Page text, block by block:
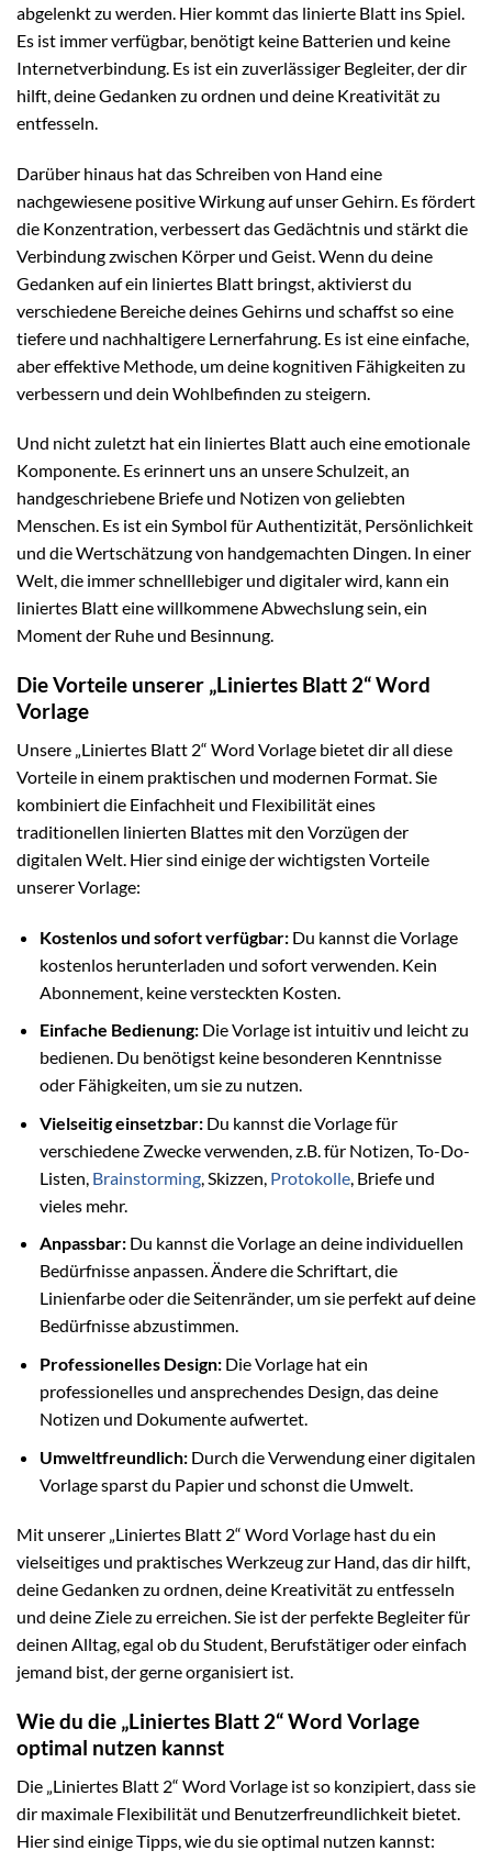
abgelenkt zu werden. Hier kommt das linierte Blatt ins Spiel.
Es ist immer verfügbar, benötigt keine Batterien und keine
Internetverbindung. Es ist ein zuverlässiger Begleiter, der dir
hilft, deine Gedanken zu ordnen und deine Kreativität zu
entfesseln.
Darüber hinaus hat das Schreiben von Hand eine
nachgewiesene positive Wirkung auf unser Gehirn. Es fördert
die Konzentration, verbessert das Gedächtnis und stärkt die
Verbindung zwischen Körper und Geist. Wenn du deine
Gedanken auf ein liniertes Blatt bringst, aktivierst du
verschiedene Bereiche deines Gehirns und schaffst so eine
tiefere und nachhaltigere Lernerfahrung. Es ist eine einfache,
aber effektive Methode, um deine kognitiven Fähigkeiten zu
verbessern und dein Wohlbefinden zu steigern.
Und nicht zuletzt hat ein liniertes Blatt auch eine emotionale
Komponente. Es erinnert uns an unsere Schulzeit, an
handgeschriebene Briefe und Notizen von geliebten
Menschen. Es ist ein Symbol für Authentizität, Persönlichkeit
und die Wertschätzung von handgemachten Dingen. In einer
Welt, die immer schnelllebiger und digitaler wird, kann ein
liniertes Blatt eine willkommene Abwechslung sein, ein
Moment der Ruhe und Besinnung.
Die Vorteile unserer „Liniertes Blatt 2“ Word
Vorlage
Unsere „Liniertes Blatt 2“ Word Vorlage bietet dir all diese
Vorteile in einem praktischen und modernen Format. Sie
kombiniert die Einfachheit und Flexibilität eines
traditionellen linierten Blattes mit den Vorzügen der
digitalen Welt. Hier sind einige der wichtigsten Vorteile
unserer Vorlage:
Kostenlos und sofort verfügbar:Du kannst die Vorlage
kostenlos herunterladen und sofort verwenden. Kein
Abonnement, keine versteckten Kosten.
Einfache Bedienung:Die Vorlage ist intuitiv und leicht zu
bedienen. Du benötigst keine besonderen Kenntnisse
oder Fähigkeiten, um sie zu nutzen.
Vielseitig einsetzbar:Du kannst die Vorlage für
verschiedene Zwecke verwenden, z.B. für Notizen, To-Do-
Listen, Brainstorming, Skizzen, Protokolle, Briefe und
vieles mehr.
Anpassbar:Du kannst die Vorlage an deine individuellen
Bedürfnisse anpassen. Ändere die Schriftart, die
Linienfarbe oder die Seitenränder, um sie perfekt auf deine
Bedürfnisse abzustimmen.
Professionelles Design:Die Vorlage hat ein
professionelles und ansprechendes Design, das deine
Notizen und Dokumente aufwertet.
Umweltfreundlich:Durch die Verwendung einer digitalen
Vorlage sparst du Papier und schonst die Umwelt.
Mit unserer „Liniertes Blatt 2“ Word Vorlage hast du ein
vielseitiges und praktisches Werkzeug zur Hand, das dir hilft,
deine Gedanken zu ordnen, deine Kreativität zu entfesseln
und deine Ziele zu erreichen. Sie ist der perfekte Begleiter für
deinen Alltag, egal ob du Student, Berufstätiger oder einfach
jemand bist, der gerne organisiert ist.
Wie du die „Liniertes Blatt 2“ Word Vorlage
optimal nutzen kannst
Die „Liniertes Blatt 2“ Word Vorlage ist so konzipiert, dass sie
dir maximale Flexibilität und Benutzerfreundlichkeit bietet.
Hier sind einige Tipps, wie du sie optimal nutzen kannst: